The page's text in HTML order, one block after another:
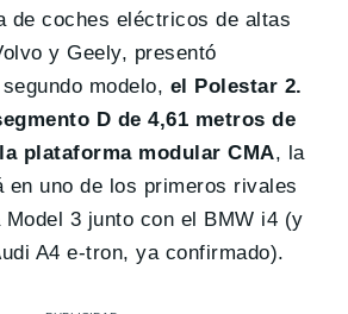
de coches eléctricos de altas
y Geely, presentó
modelo, el Polestar 2.
D de 4,61 metros de
plataforma modular CMA, la
en uno de los primeros rivales
3 junto con el BMW i4 (y
A4 e-tron, ya confirmado).